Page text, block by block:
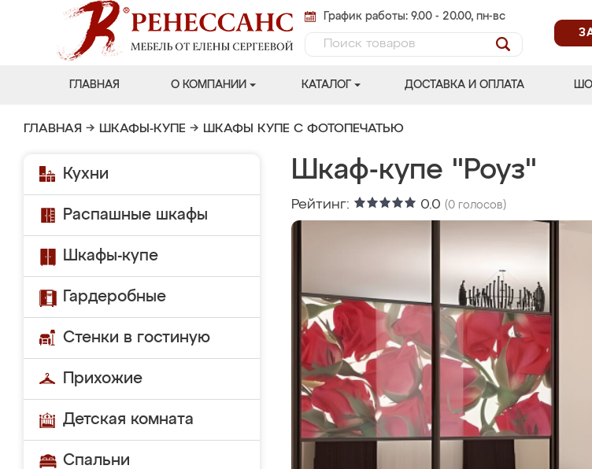
График работы: 9.00 - 20.00, пн-вс
ГЛАВНАЯ О КОМПАНИИ КАТАЛОГ ДОСТАВКА И ОПЛАТА
ГЛАВНАЯ → ШКАФЫ-КУПЕ → ШКАФЫ КУПЕ С ФОТОПЕЧАТЬЮ
Кухни
Распашные шкафы
Шкафы-купе
Гардеробные
Стенки в гостиную
Прихожие
Детская комната
Спальни
Шкаф-купе "Роуз"
Рейтинг: 0.0 (0 голосов)